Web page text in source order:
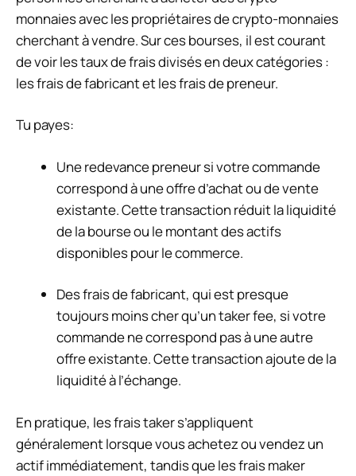
monnaies avec les propriétaires de crypto-monnaies
cherchant à vendre. Sur ces bourses, il est courant
de voir les taux de frais divisés en deux catégories :
les frais de fabricant et les frais de preneur.
Tu payes:
Une redevance preneursi votre commande
correspond à une offre d’achat ou de vente
existante. Cette transaction réduit la liquidité
de la bourse ou le montant des actifs
disponibles pour le commerce.
Des frais de fabricant, qui est presque
toujours moins cher qu’un taker fee, si votre
commande ne correspond pas à une autre
offre existante. Cette transaction ajoute de la
liquidité à l’échange.
En pratique, les frais taker s’appliquent
généralement lorsque vous achetez ou vendez un
actif immédiatement, tandis que les frais maker